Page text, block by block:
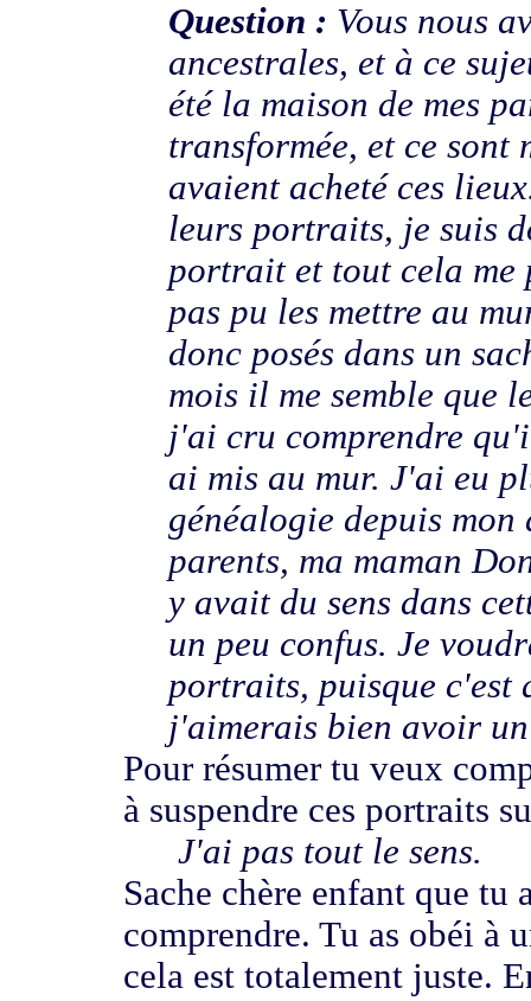
Question : Vous nous
ancestrales, et à ce
été la maison de mes
transformée, et ce sont
avaient acheté ces
leurs portraits, je suis
portrait et tout cela
pas pu les mettre au
donc posés dans un
mois il me semble que
j'ai cru comprendre
ai mis au mur. J'ai eu
généalogie depuis mon
parents, ma maman
y avait du sens dans
un peu confus. Je
portraits, puisque c'est
j'aimerais bien avoir
Pour résumer tu veux
à suspendre ces portraits
J'ai pas tout le sens.
Sache chère enfant que tu
comprendre. Tu as obéi à
cela est totalement juste.